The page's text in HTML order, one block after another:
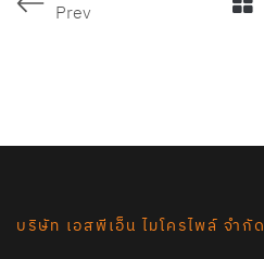
Prev
บริษัท เอสพีเอ็น ไมโครไพล์ จำกัด